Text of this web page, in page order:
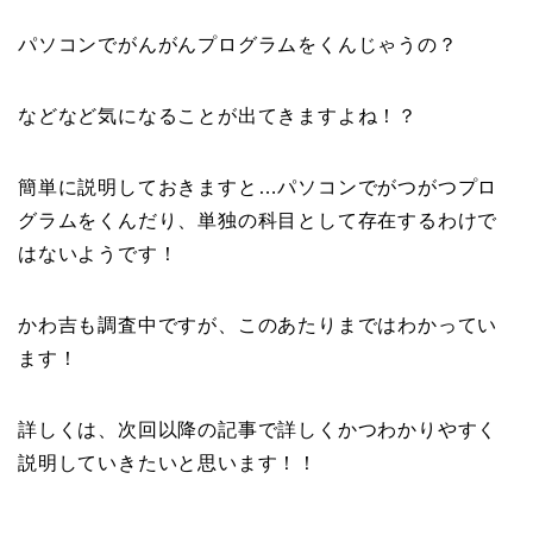
パソコンでがんがんプログラムをくんじゃうの？
などなど気になることが出てきますよね！？
簡単に説明しておきますと…パソコンでがつがつプロ
グラムをくんだり、単独の科目として存在するわけで
はないようです！
かわ吉も調査中ですが、このあたりまではわかってい
ます！
詳しくは、次回以降の記事で詳しくかつわかりやすく
説明していきたいと思います！！